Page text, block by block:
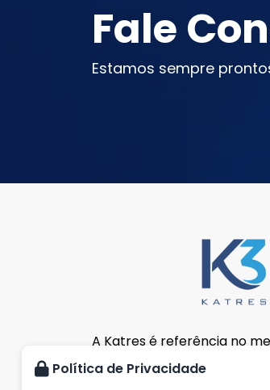
Fale
Estamos sempre
A Katres é referência no
importação e distribuição
Política de Privacidade